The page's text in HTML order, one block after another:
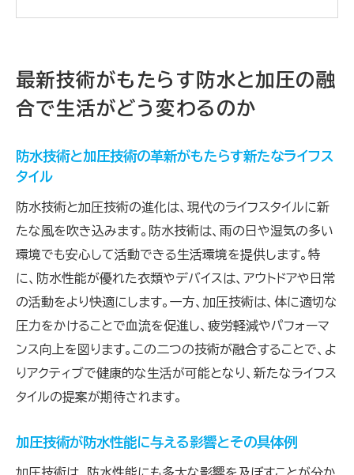
化
防水と加圧の統合技術がもたらす利便性の向
快適性と安心感を両立する防水と加圧の技術
未来の生活を変える防水と加圧技術のシナジ
ー
防水性能と加圧技術の関係性が生む新たな快適
さ
加圧技術が充実させる防水性能の持続性
防水と加圧の調和がもたらす快適な住環境
るメリット
技術の融合がもたらす快適な使用感の向上
最新技術がもたらす防水と加圧の融
合で生活がどう変わるのか
防水技術と加圧技術の革新がもたらす新たなライフス
タイル
防水技術と加圧技術の進化は、現代のライフスタイルに新
たな風を吹き込みます。防水技術は、雨の日や湿気の多い
環境でも安心して活動できる生活環境を提供します。特
に、防水性能が優れた衣類やデバイスは、アウトドアや日常
の活動をより快適にします。一方、加圧技術は、体に適切な
圧力をかけることで血流を促進し、疲労軽減やパフォーマ
ンス向上を図ります。この二つの技術が融合することで、よ
りアクティブで健康的な生活が可能となり、新たなライフス
タイルの提案が期待されます。
加圧技術が防水性能に与える影響とその具体例